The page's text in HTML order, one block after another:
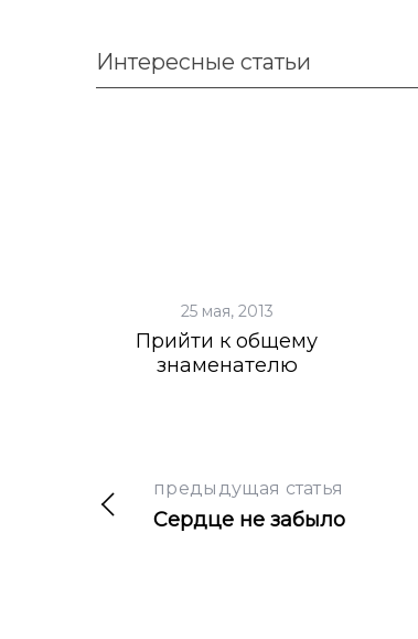
Интересные статьи
25 мая, 2013
Прийти к общему
знаменателю
предыдущая статья
Сердце не забыло